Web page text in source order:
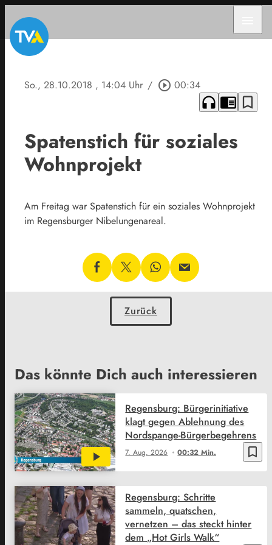
So., 28.10.2018 , 14:04 Uhr / play_circle_outline 00:34
headphones chrome_reader_mode bookmark_border
Spatenstich für soziales
Wohnprojekt
Am Freitag war Spatenstich für ein soziales Wohnprojekt
im Regensburger Nibelungenareal.
Zurück
Das könnte Dich auch interessieren
bookmark_border
7. Aug. 2026 00:32 Min.
Regensburg: Bürgerinitiative
klagt gegen Ablehnung des
Nordspange-Bürgerbegehrens
Regensburg: Schritte
sammeln, quatschen,
vernetzen – das steckt hinter
dem „Hot Girls Walk“